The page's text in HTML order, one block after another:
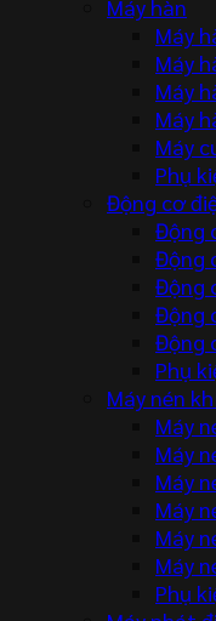
Máy hàn
Máy
Máy
Máy
Máy
Máy
Phụ
Động cơ
Động
Động
Động
Động
Động
Phụ
Máy nén
Máy
Máy
Máy
Máy
Máy
Máy
Phụ